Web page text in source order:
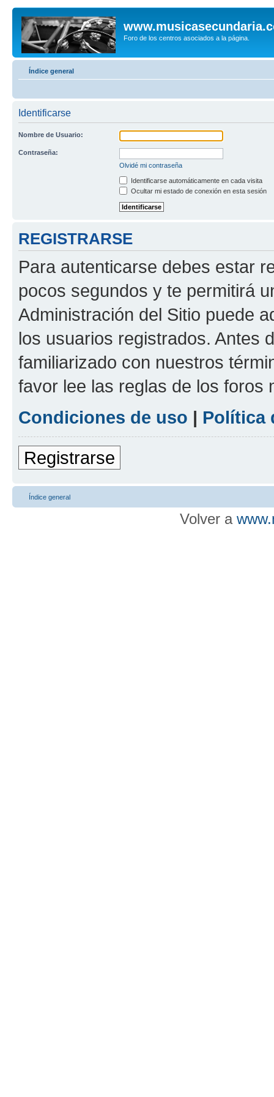
Foro de los centros asociados a la página.
Índice general
Identificarse
Nombre de Usuario:
Contraseña:
Olvidé mi contraseña
Identificarse automáticamente en cada visita
Ocultar mi estado de conexión en esta sesión
REGISTRARSE
Para autenticarse debes estar
pocos segundos y te permitirá
Administración del Sitio puede
los usuarios registrados. Antes
familiarizado con nuestros
favor lee las reglas de los foros
Condiciones de uso | Política
Registrarse
Índice general
Volver a